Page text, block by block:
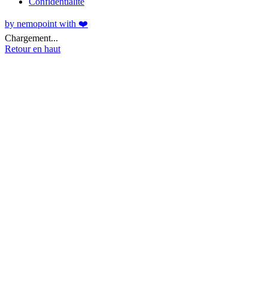
by nemopoint with ❤️
Chargement...
Retour en haut